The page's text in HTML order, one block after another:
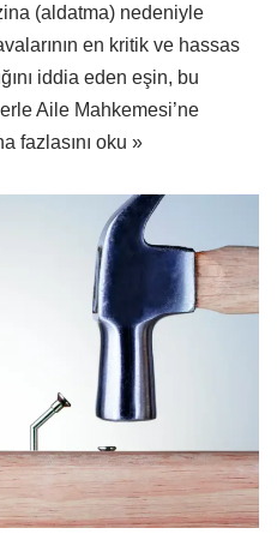
(aldatma) nedeniyle
en kritik ve hassas
iddia eden eşin, bu
Aile Mahkemesi’ne
fazlasını oku »